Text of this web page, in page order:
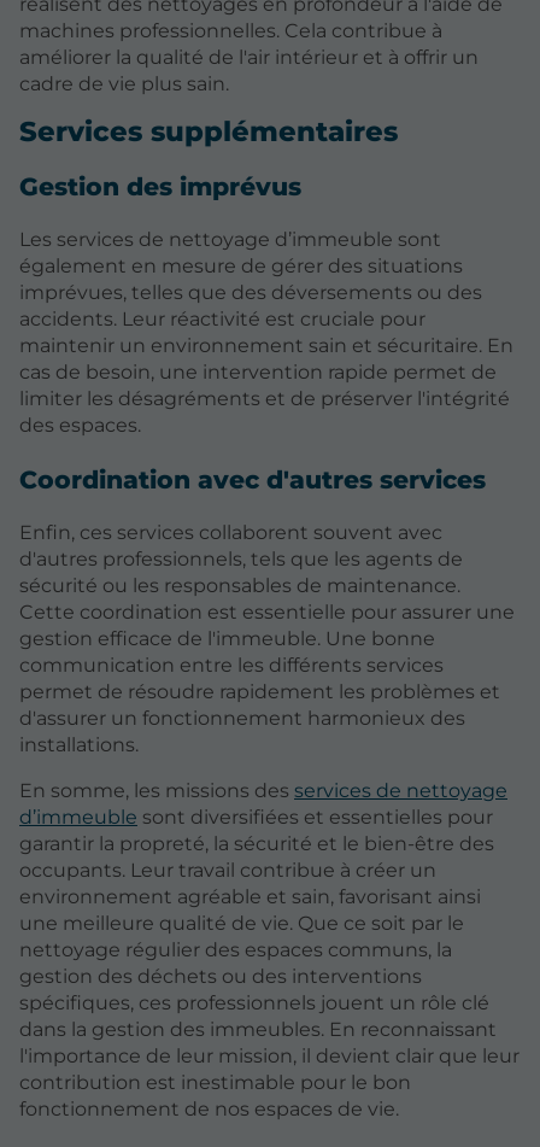
réalisent des nettoyages en profondeur à l'aide de
machines professionnelles. Cela contribue à
améliorer la qualité de l'air intérieur et à offrir un
cadre de vie plus sain.
Services supplémentaires
Gestion des imprévus
Les services de nettoyage d’immeuble sont
également en mesure de gérer des situations
imprévues, telles que des déversements ou des
accidents. Leur réactivité est cruciale pour
maintenir un environnement sain et sécuritaire. En
cas de besoin, une intervention rapide permet de
limiter les désagréments et de préserver l'intégrité
des espaces.
Coordination avec d'autres services
Enfin, ces services collaborent souvent avec
d'autres professionnels, tels que les agents de
sécurité ou les responsables de maintenance.
Cette coordination est essentielle pour assurer une
gestion efficace de l'immeuble. Une bonne
communication entre les différents services
permet de résoudre rapidement les problèmes et
d'assurer un fonctionnement harmonieux des
installations.
En somme, les missions des services de nettoyage
d’immeuble sont diversifiées et essentielles pour
garantir la propreté, la sécurité et le bien-être des
occupants. Leur travail contribue à créer un
environnement agréable et sain, favorisant ainsi
une meilleure qualité de vie. Que ce soit par le
nettoyage régulier des espaces communs, la
gestion des déchets ou des interventions
spécifiques, ces professionnels jouent un rôle clé
dans la gestion des immeubles. En reconnaissant
l'importance de leur mission, il devient clair que leur
contribution est inestimable pour le bon
fonctionnement de nos espaces de vie.